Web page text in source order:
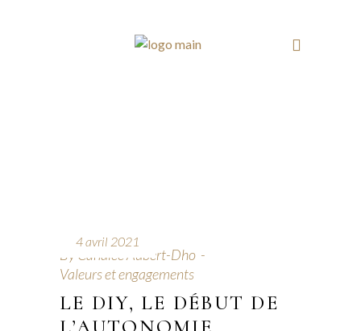
4 avril 2021
By Candice Aubert-Dho
Valeurs et engagements
LE DIY, LE DÉBUT DE